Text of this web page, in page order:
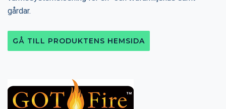
gårdar.
GÅ TILL PRODUKTENS HEMSIDA